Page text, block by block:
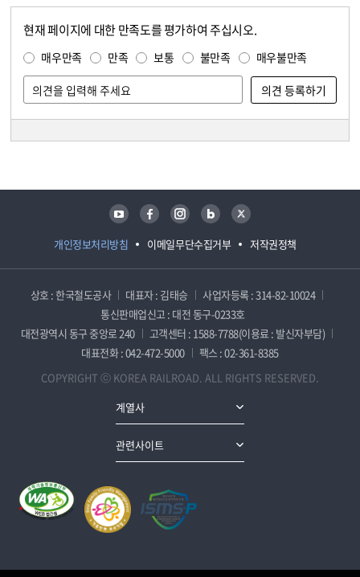
현재 페이지에 대한 만족도를 평가하여 주십시오.
매우만족 만족 보통 불만족 매우불만족
개인정보처리방침 이메일무단수집거부 저작권정책
유튜브 페이스북 인스타그램 블로그 트위터
상호 : 한국철도공사 대표자 : 김태승
사업자등록 : 314-82-10024
통신판매업신고 : 대전 동구-0233호
대전광역시 동구 중앙로 240
고객센터 : 1588-7788(이용료 : 발신자부담)
대표전화 : 042-472-5000
팩스 : 02-361-8385
COPYRIGHT ⓒ KOREA RAILROAD. ALL RIGHTS RESERVED.
계열사
관련사이트